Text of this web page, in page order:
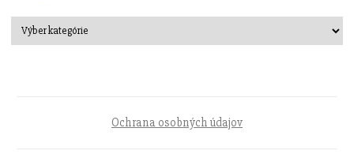
Ochrana osobných údajov